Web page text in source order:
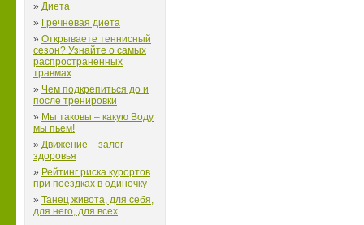
» Диета
» Гречневая диета
» Открываете теннисный
сезон? Узнайте о самых
распространенных
травмах
» Чем подкрепиться до и
после тренировки
» Мы таковы – какую Воду
мы пьем!
» Движение – залог
здоровья
» Рейтинг риска курортов
при поездках в одиночку
» Танец живота, для себя,
для него, для всех